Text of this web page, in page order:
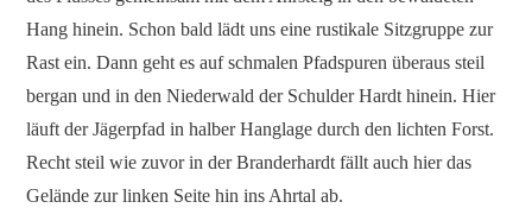
Hang hinein. Schon bald lädt uns eine rustikale Sitzgruppe zur
Rast ein. Dann geht es auf schmalen Pfadspuren überaus steil
bergan und in den Niederwald der Schulder Hardt hinein. Hier
läuft der Jägerpfad in halber Hanglage durch den lichten Forst.
Recht steil wie zuvor in der Branderhardt fällt auch hier das
Gelände zur linken Seite hin ins Ahrtal ab.